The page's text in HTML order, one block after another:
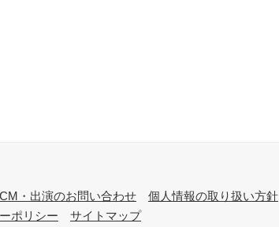
CM・出演のお問い合わせ
個人情報の取り扱い方針
ポリシー
サイトマップ